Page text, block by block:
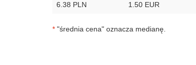
6.38 PLN 1.50 EUR
* "średnia cena" oznacza medianę.